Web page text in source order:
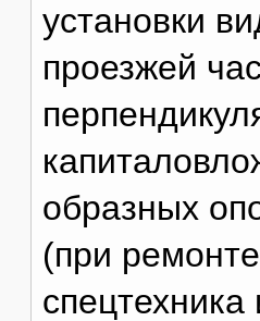
установки
проезжей
образных
(при